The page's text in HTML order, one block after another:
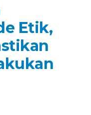
Etik,